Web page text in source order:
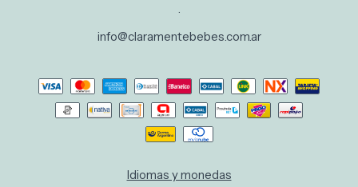
.
info@claramentebebes.com.ar
Idiomas y monedas